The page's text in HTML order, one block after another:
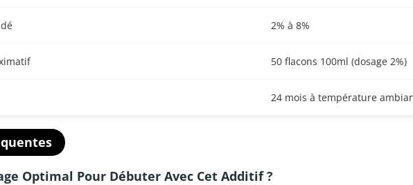
2% à 8%
50 flacons 100ml (dosage 2%)
24 mois à température
Optimal Pour Débuter Avec Cet Additif ?